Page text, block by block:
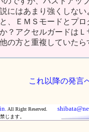
にはあまり強くしな
、ＥＭＳモードとプ
？アクセルガードは
の方と重複していた
これ以降の発言
All Right Reserved.
じます。